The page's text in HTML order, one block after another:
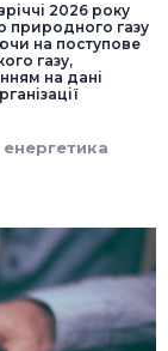
2026 року
природного газу
на поступове
газу,
на дані
енергетика